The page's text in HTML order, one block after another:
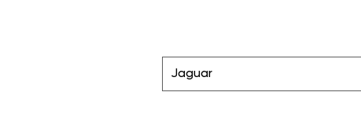
Jaguar